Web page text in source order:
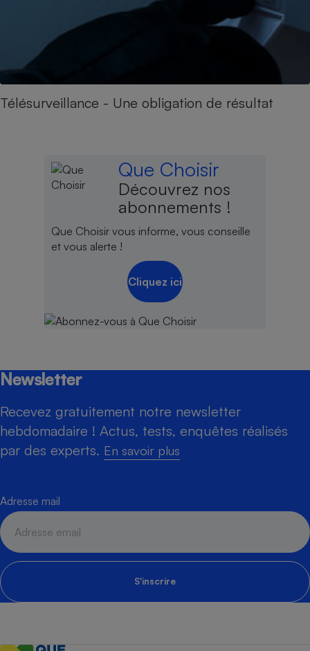
Télésurveillance - Une obligation de résultat
Que Choisir
Découvrez nos
abonnements !
Que Choisir vous informe, vous conseille
et vous alerte !
Cliquez ici
Newsletter
Recevez gratuitement notre newsletter
hebdomadaire ! Actus, tests, enquêtes réalisés
par des experts. En savoir plus
Adresse mail
S'inscrire